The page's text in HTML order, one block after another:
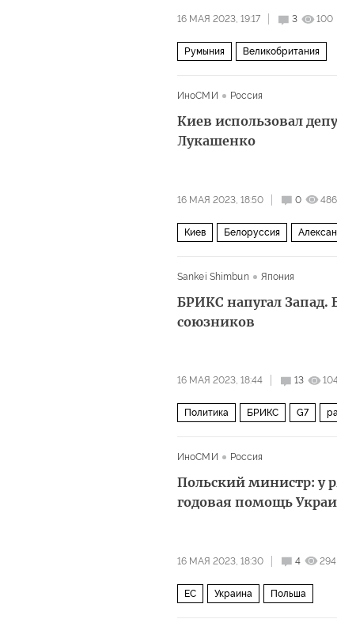
16 МАЯ 2023, 19:17 3 100
Румыния Великобритания
ИноСМИ Россия
Киев использовал
Лукашенко
16 МАЯ 2023, 18:50 0 486
Киев Белоруссия
Sankei Shimbun Япония
БРИКС напугал Запад.
союзников
16 МАЯ 2023, 18:44 13
Политика БРИКС G7
ИноСМИ Россия
Польский министр: у
годовая помощь
16 МАЯ 2023, 18:30 4 294
ЕС Украина Польша